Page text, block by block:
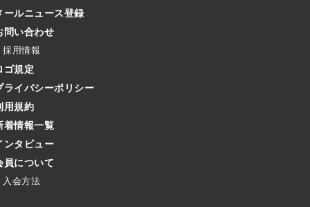
ールニュース登録
問い合わせ
採用情報
ゴ規定
ライバシーポリシー
用規約
着情報一覧
ンタビュー
員について
入会方法